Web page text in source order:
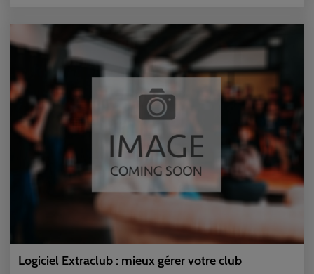
Logiciel Extraclub : mieux gérer votre club